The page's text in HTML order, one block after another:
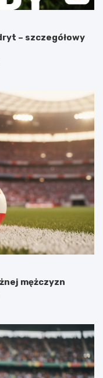
– szczegółowy
mężczyzn